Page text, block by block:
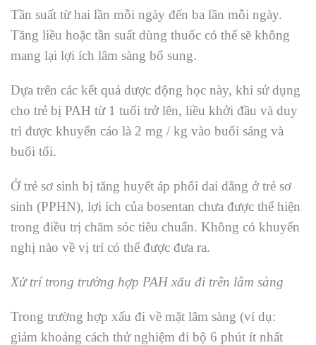
Tần suất từ ​​hai lần mỗi ngày đến ba lần mỗi ngày.
Tăng liều hoặc tần suất dùng thuốc có thể sẽ không
mang lại lợi ích lâm sàng bổ sung.
Dựa trên các kết quả dược động học này, khi sử dụng
cho trẻ bị PAH từ 1 tuổi trở lên, liều khởi đầu và duy
trì được khuyến cáo là 2 mg / kg vào buổi sáng và
buổi tối.
Ở trẻ sơ sinh bị tăng huyết áp phổi dai dẳng ở trẻ sơ
sinh (PPHN), lợi ích của bosentan chưa được thể hiện
trong điều trị chăm sóc tiêu chuẩn. Không có khuyến
nghị nào về vị trí có thể được đưa ra.
Xử trí trong trường hợp PAH xấu đi trên lâm sàng
Trong trường hợp xấu đi về mặt lâm sàng (ví dụ:
giảm khoảng cách thử nghiệm đi bộ 6 phút ít nhất